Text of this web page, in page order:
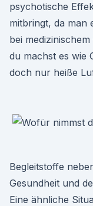
psychotische
mitbringt, da man
bei
du machst es wie
doch nur heiße
Begleitstoffe
Gesundheit und
Eine ähnliche